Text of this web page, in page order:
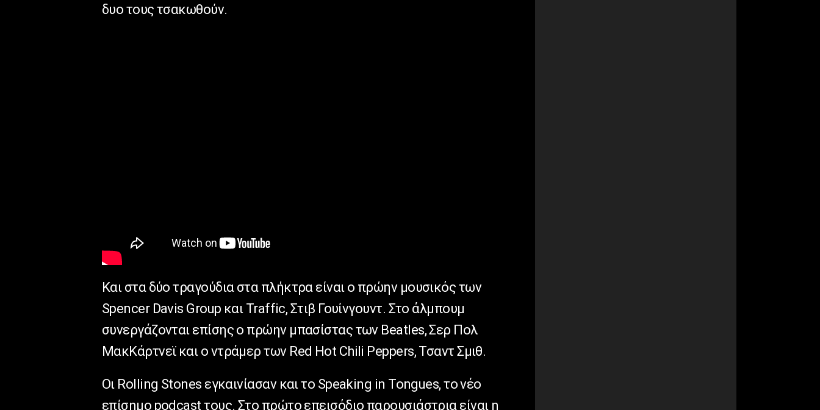
δυο τους τσακωθούν.
Και στα δύο τραγούδια στα πλήκτρα είναι ο πρώην μουσικός των
Spencer Davis Group και Traffic, Στιβ Γουίνγουντ. Στο άλμπουμ
συνεργάζονται επίσης ο πρώην μπασίστας των Beatles, Σερ Πολ
ΜακΚάρτνεϊ και ο ντράμερ των Red Hot Chili Peppers, Τσαντ Σμιθ.
Οι Rolling Stones εγκαινίασαν και το Speaking in Tongues, το νέο
επίσημο podcast τους. Στο πρώτο επεισόδιο παρουσιάστρια είναι η